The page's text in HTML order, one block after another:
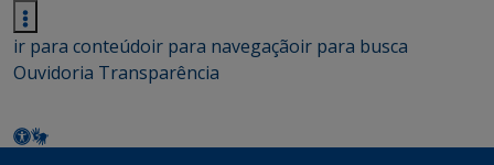
ir para conteúdoir para navegaçãoir para busca
Ouvidoria Transparência